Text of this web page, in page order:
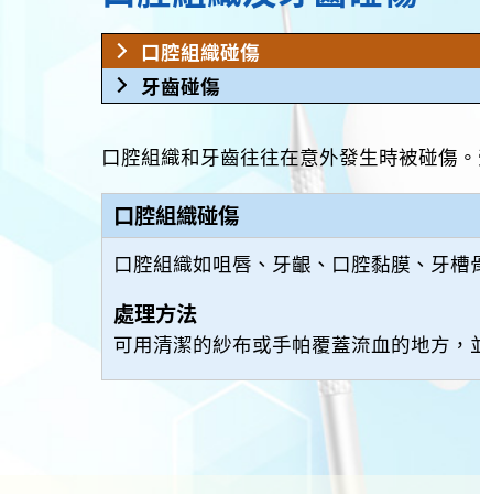
唾液分泌減少
牙齒破裂
口腔組織碰傷
牙齒碰傷
口腔組織和牙齒往往在意外發生時被碰傷
口腔組織碰傷
口腔組織如咀唇、牙齦、口腔黏膜、牙
處理方法
可用清潔的紗布或手帕覆蓋流血的地方